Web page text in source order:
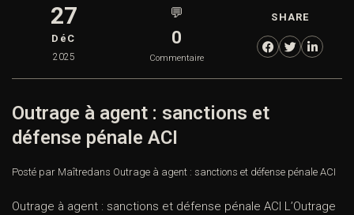
27
DéC
2025
💬
0
Commentaire
SHARE
Outrage à agent : sanctions et
défense pénale ACI
Posté par Maîtredans Outrage à agent : sanctions et défense pénale ACI
Outrage à agent : sanctions et défense pénale ACI L’Outrage